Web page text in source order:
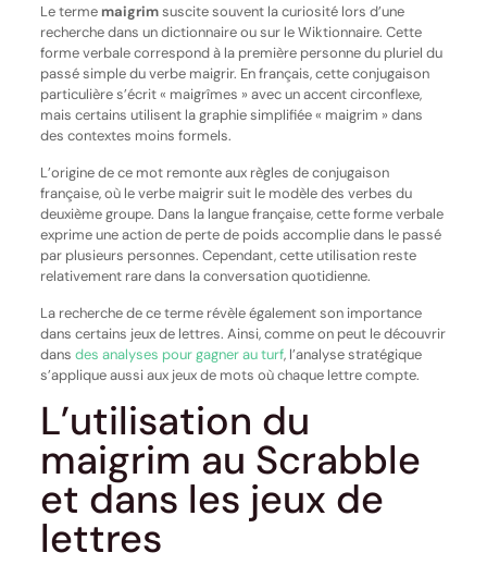
Le terme maigrimsuscite souvent la curiosité lors d’une
recherche dans un dictionnaire ou sur le Wiktionnaire. Cette
forme verbale correspond à la première personne du pluriel du
passé simple du verbe maigrir. En français, cette conjugaison
particulière s’écrit « maigrîmes » avec un accent circonflexe,
mais certains utilisent la graphie simplifiée « maigrim » dans
des contextes moins formels.
L’origine de ce mot remonte aux règles de conjugaison
française, où le verbe maigrir suit le modèle des verbes du
deuxième groupe. Dans la langue française, cette forme verbale
exprime une action de perte de poids accomplie dans le passé
par plusieurs personnes. Cependant, cette utilisation reste
relativement rare dans la conversation quotidienne.
La recherche de ce terme révèle également son importance
dans certains jeux de lettres. Ainsi, comme on peut le découvrir
dans des analyses pour gagner au turf, l’analyse stratégique
s’applique aussi aux jeux de mots où chaque lettre compte.
L’utilisation du
maigrim au Scrabble
et dans les jeux de
lettres